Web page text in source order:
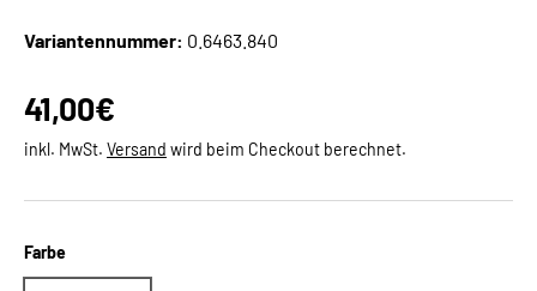
Variantennummer: 0.6463.840
Normaler Preis
41,00€
inkl. MwSt. Versand wird beim Checkout berechnet.
Farbe